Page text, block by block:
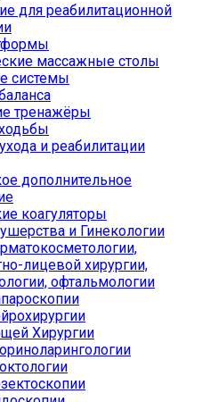
для реабилитационной
массажные столы
системы
тренажёры
и реабилитации
дополнительное
коагуляторы
и Гинекологии
лицевой хирургии,
офтальмологии
Хирургии